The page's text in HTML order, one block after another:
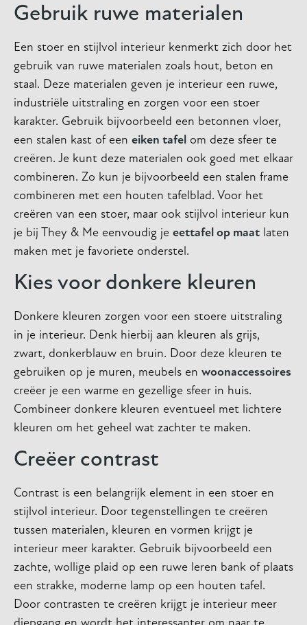
Gebruik ruwe materialen
Een stoer en stijlvol interieur kenmerkt zich door het
gebruik van ruwe materialen zoals hout, beton en
staal. Deze materialen geven je interieur een ruwe,
industriële uitstraling en zorgen voor een stoer
karakter. Gebruik bijvoorbeeld een betonnen vloer,
een stalen kast of een eiken tafel om deze sfeer te
creëren. Je kunt deze materialen ook goed met elkaar
combineren. Zo kun je bijvoorbeeld een stalen frame
combineren met een houten tafelblad. Voor het
creëren van een stoer, maar ook stijlvol interieur kun
je bij They & Me eenvoudig je eettafel op maat laten
maken met je favoriete onderstel.
Kies voor donkere kleuren
Donkere kleuren zorgen voor een stoere uitstraling
in je interieur. Denk hierbij aan kleuren als grijs,
zwart, donkerblauw en bruin. Door deze kleuren te
gebruiken op je muren, meubels en woonaccessoires
creëer je een warme en gezellige sfeer in huis.
Combineer donkere kleuren eventueel met lichtere
kleuren om het geheel wat zachter te maken.
Creëer contrast
Contrast is een belangrijk element in een stoer en
stijlvol interieur. Door tegenstellingen te creëren
tussen materialen, kleuren en vormen krijgt je
interieur meer karakter. Gebruik bijvoorbeeld een
zachte, wollige plaid op een ruwe leren bank of plaats
een strakke, moderne lamp op een houten tafel.
Door contrasten te creëren krijgt je interieur meer